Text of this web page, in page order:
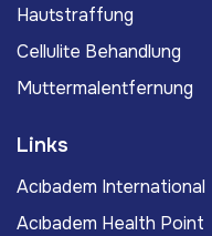
Hautstraffung
Cellulite Behandlung
Muttermalentfernung
Links
Acıbadem International
Acıbadem Health Point